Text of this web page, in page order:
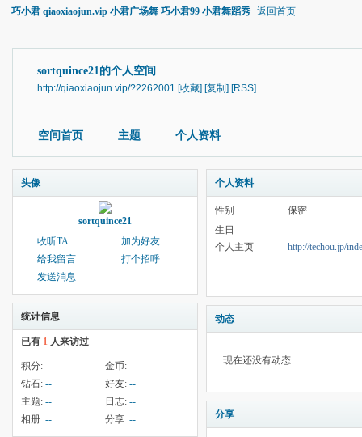
巧小君 qiaoxiaojun.vip 小君广场舞 巧小君99 小君舞蹈秀 返回首页
sortquince21的个人空间
http://qiaoxiaojun.vip/?2262001 [收藏] [复制] [RSS]
空间首页 主题 个人资料
头像
sortquince21
收听TA
加为好友
给我留言
打个招呼
发送消息
统计信息
已有 1 人来访过
积分: -- 金币: --
钻石: -- 好友: --
主题: -- 日志: --
相册: -- 分享: --
个人资料
性别
保密
生日
个人主页
http://techou.jp/
动态
现在还没有动态
分享